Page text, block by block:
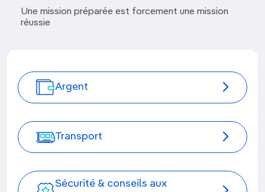
Une mission préparée est forcement une mission
réussie
Argent
Transport
Sécurité & conseils aux